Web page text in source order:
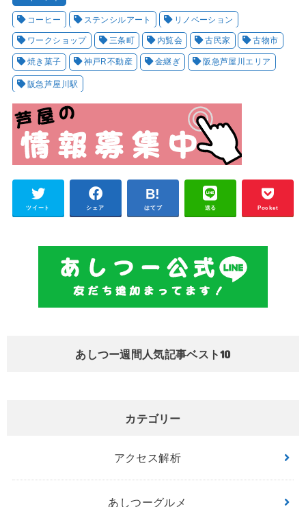
コーヒー ステンシルアート リノベーション
ワークショップ 三条町 内覧会 古民家 古物市
焼き菓子 神戸R不動産 金継ぎ 阪急芦屋川エリア
阪急芦屋川駅
ツイート シェア はてブ 送る Pocket
あしつー週間人気記事ベスト10
カテゴリー
アクセス解析
あしつーグルメ